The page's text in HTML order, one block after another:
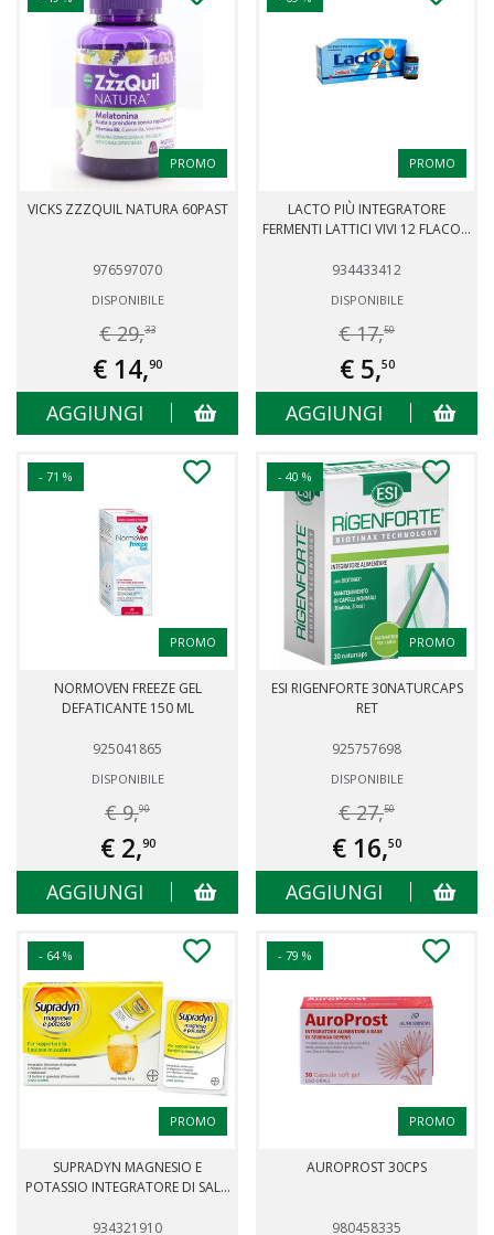
PROMO
VICKS ZZZQUIL NATURA 60PAST
976597070
DISPONIBILE
€ 29,33
€ 14,90
AGGIUNGI
PROMO
LACTO PIÙ INTEGRATORE
FERMENTI LATTICI VIVI 12 FLACO...
934433412
DISPONIBILE
€ 17,50
€ 5,50
AGGIUNGI
- 71 %
PROMO
NORMOVEN FREEZE GEL
DEFATICANTE 150 ML
925041865
DISPONIBILE
€ 9,90
€ 2,90
AGGIUNGI
- 40 %
PROMO
ESI RIGENFORTE 30NATURCAPS
RET
925757698
DISPONIBILE
€ 27,50
€ 16,50
AGGIUNGI
- 64 %
PROMO
SUPRADYN MAGNESIO E
POTASSIO INTEGRATORE DI SAL...
934321910
- 79 %
PROMO
AUROPROST 30CPS
980458335